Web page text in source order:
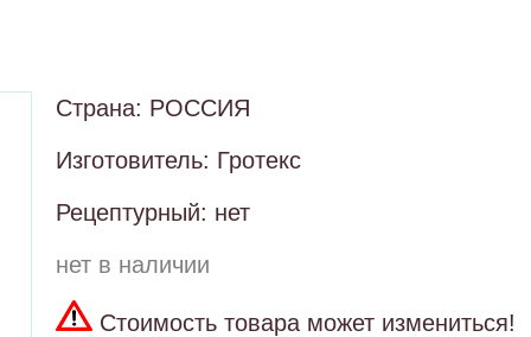
Страна: РОССИЯ
Изготовитель: Гротекс
Рецептурный: нет
нет в наличии
Стоимость товара может измениться!